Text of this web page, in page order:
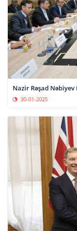
Nazir Rəşad
30-01-2025